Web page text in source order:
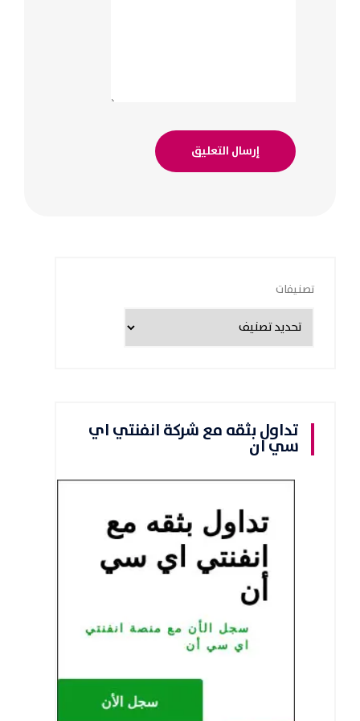
تصنيفات
تداول بثقه مع شركة انفنتي اي
سي ان